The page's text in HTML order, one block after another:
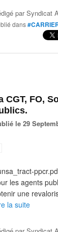
parSyndicat
dans
CGT, FO,
le 29
les agents
une
la suite